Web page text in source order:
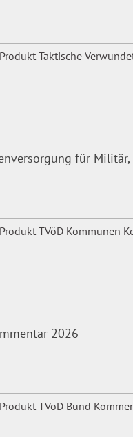
für
2026